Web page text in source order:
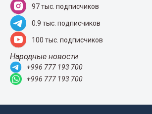
97 тыс. подписчиков
0.9 тыс. подписчиков
100 тыс. подписчиков
Народные новости
+996 777 193 700
+996 777 193 700